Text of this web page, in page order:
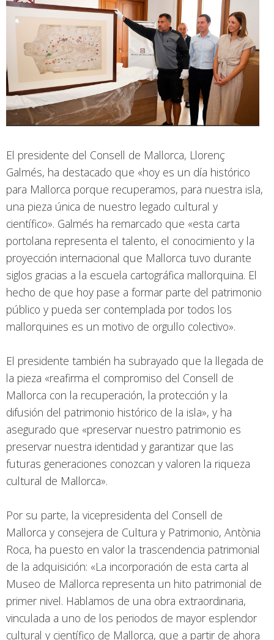
El presidente del Consell de Mallorca, Llorenç
Galmés, ha destacado que «hoy es un día histórico
para Mallorca porque recuperamos, para nuestra isla,
una pieza única de nuestro legado cultural y
científico». Galmés ha remarcado que «esta carta
portolana representa el talento, el conocimiento y la
proyección internacional que Mallorca tuvo durante
siglos gracias a la escuela cartográfica mallorquina. El
hecho de que hoy pase a formar parte del patrimonio
público y pueda ser contemplada por todos los
mallorquines es un motivo de orgullo colectivo».
El presidente también ha subrayado que la llegada de
la pieza «reafirma el compromiso del Consell de
Mallorca con la recuperación, la protección y la
difusión del patrimonio histórico de la isla», y ha
asegurado que «preservar nuestro patrimonio es
preservar nuestra identidad y garantizar que las
futuras generaciones conozcan y valoren la riqueza
cultural de Mallorca».
Por su parte, la vicepresidenta del Consell de
Mallorca y consejera de Cultura y Patrimonio, Antònia
Roca, ha puesto en valor la trascendencia patrimonial
de la adquisición: «La incorporación de esta carta al
Museo de Mallorca representa un hito patrimonial de
primer nivel. Hablamos de una obra extraordinaria,
vinculada a uno de los periodos de mayor esplendor
cultural y científico de Mallorca, que a partir de ahora